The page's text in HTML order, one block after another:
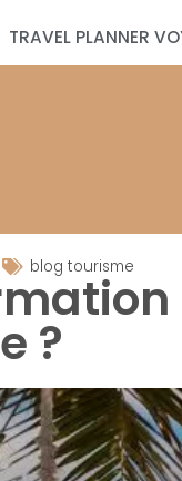
TRAVEL PLANNER
blog tourisme
?